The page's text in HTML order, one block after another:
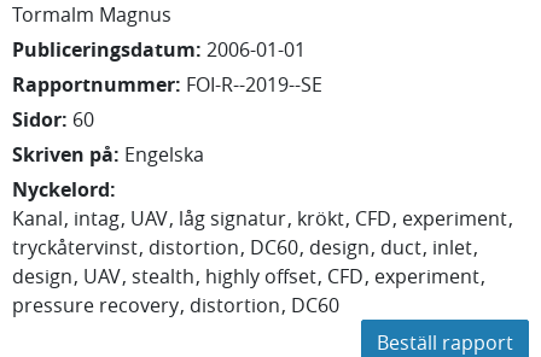
Tormalm Magnus
Publiceringsdatum: 2006-01-01
Rapportnummer: FOI-R--2019--SE
Sidor: 60
Skriven på: Engelska
Nyckelord:
Kanal intag UAV låg signatur krökt CFD experiment
tryckåtervinst distortion DC60 design duct inlet
design UAV stealth highly offset CFD experiment
pressure recovery distortion DC60
Beställ rapport